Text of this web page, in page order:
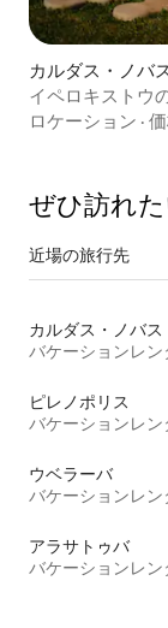
カルダス・ノバ
イペロキストウ
ロケーション ·
ぜひ訪⁠れ⁠
近場の旅行先
カルダス・ノバス
バケーションレン
ピレノポリス
バケーションレン
ウベラーバ
バケーションレン
アラサトゥバ
バケーションレン